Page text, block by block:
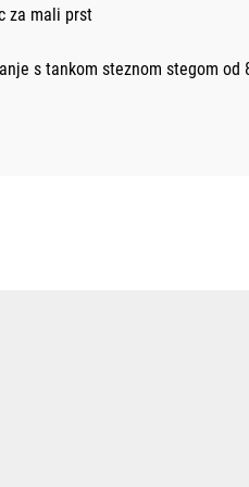
za mali prst
s tankom steznom stegom